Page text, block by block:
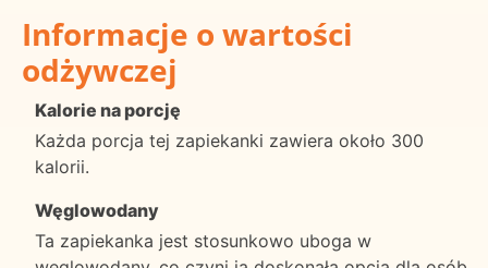
Informacje o wartości
odżywczej
Kalorie na porcję
Każda porcja tej zapiekanki zawiera około 300
kalorii.
Węglowodany
Ta zapiekanka jest stosunkowo uboga w